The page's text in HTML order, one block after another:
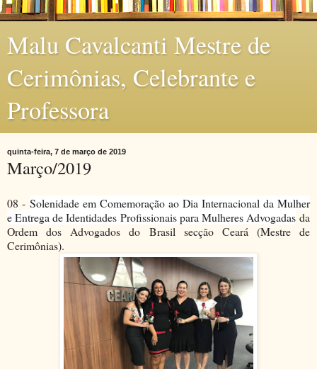
Malu Cavalcanti Mestre de
Cerimônias, Celebrante e
Professora
quinta-feira, 7 de março de 2019
Março/2019
08 - Solenidade em Comemoração ao Dia Internacional da Mulher
e Entrega de Identidades Profissionais para Mulheres Advogadasda
Ordem dos Advogados do Brasil secção Ceará (Mestre de
Cerimônias).